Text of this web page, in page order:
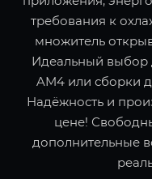
требования к
множитель
Идеальный выбор
AM4 или сборки
Надёжность и
цене!
дополнительные